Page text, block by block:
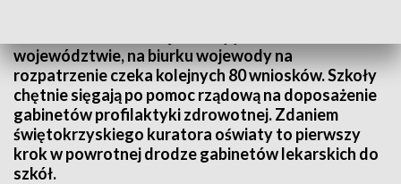
województwie, na biurku wojewody na
rozpatrzenie czeka kolejnych 80 wniosków. Szkoły
chętnie sięgają po pomoc rządową na doposażenie
gabinetów profilaktyki zdrowotnej. Zdaniem
świętokrzyskiego kuratora oświaty to pierwszy
krok w powrotnej drodze gabinetów lekarskich do
szkół.